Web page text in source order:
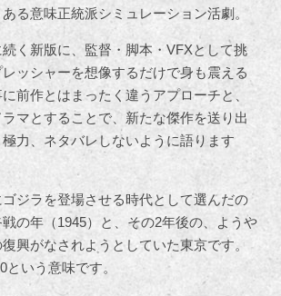
る意味正統派シミュレーション活劇。
く新版に、監督・脚本・VFXとして挑
ッシャーを想像するだけで身も震える
前作とはまったく違うアプローチと、
マとすることで、新たな傑作を送り出
力、ネタバレしないように語ります
ジラを登場させる時代として選んだの
の年（1945）と、その2年後の、ようや
興がなされようとしていた東京です。
いう意味です。